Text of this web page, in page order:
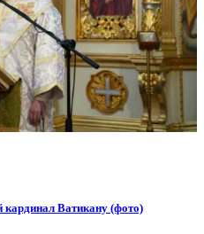
Ватикану (фото)